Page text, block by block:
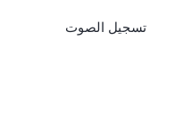
تسجيل الصوت